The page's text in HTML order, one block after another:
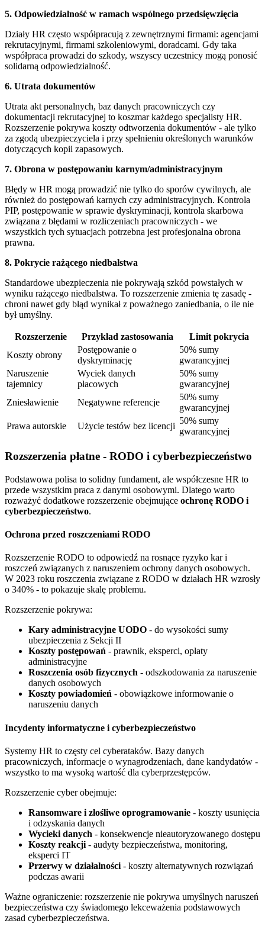
5. Odpowiedzialność w ramach wspólnego przedsięwzięcia
Działy HR często współpracują z zewnętrznymi firmami: agencjami
rekrutacyjnymi, firmami szkoleniowymi, doradcami. Gdy taka
współpraca prowadzi do szkody, wszyscy uczestnicy mogą ponosić
solidarną odpowiedzialność.
6. Utrata dokumentów
Utrata akt personalnych, baz danych pracowniczych czy
dokumentacji rekrutacyjnej to koszmar każdego specjalisty HR.
Rozszerzenie pokrywa koszty odtworzenia dokumentów - ale tylko
za zgodą ubezpieczyciela i przy spełnieniu określonych warunków
dotyczących kopii zapasowych.
7. Obrona w postępowaniu karnym/administracyjnym
Błędy w HR mogą prowadzić nie tylko do sporów cywilnych, ale
również do postępowań karnych czy administracyjnych. Kontrola
PIP, postępowanie w sprawie dyskryminacji, kontrola skarbowa
związana z błędami w rozliczeniach pracowniczych - we
wszystkich tych sytuacjach potrzebna jest profesjonalna obrona
prawna.
8. Pokrycie rażącego niedbalstwa
Standardowe ubezpieczenia nie pokrywają szkód powstałych w
wyniku rażącego niedbalstwa. To rozszerzenie zmienia tę zasadę -
chroni nawet gdy błąd wynikał z poważnego zaniedbania, o ile nie
był umyślny.
Rozszerzenie Przykład zastosowania
Limit pokrycia
Koszty obrony
Postępowanie o
dyskryminację
50% sumy
gwarancyjnej
Naruszenie
tajemnicy
Wyciek danych
płacowych
50% sumy
gwarancyjnej
Zniesławienie
Negatywne referencje
50% sumy
gwarancyjnej
Prawa autorskie
Użycie testów bez licencji
50% sumy
gwarancyjnej
Rozszerzenia płatne - RODO i cyberbezpieczeństwo
Podstawowa polisa to solidny fundament, ale współczesne HR to
przede wszystkim praca z danymi osobowymi. Dlatego warto
rozważyć dodatkowe rozszerzenie obejmujące ochronę RODO i
cyberbezpieczeństwo.
Ochrona przed roszczeniami RODO
Rozszerzenie RODO to odpowiedź na rosnące ryzyko kar i
roszczeń związanych z naruszeniem ochrony danych osobowych.
W 2023 roku roszczenia związane z RODO w działach HR wzrosły
o 340% - to pokazuje skalę problemu.
Rozszerzenie pokrywa:
Kary administracyjne UODO - do wysokości sumy
ubezpieczenia z Sekcji II
Koszty postępowań - prawnik, eksperci, opłaty
administracyjne
Roszczenia osób fizycznych - odszkodowania za naruszenie
danych osobowych
Koszty powiadomień - obowiązkowe informowanie o
naruszeniu danych
Incydenty informatyczne i cyberbezpieczeństwo
Systemy HR to częsty cel cyberataków. Bazy danych
pracowniczych, informacje o wynagrodzeniach, dane kandydatów -
wszystko to ma wysoką wartość dla cyberprzestępców.
Rozszerzenie cyber obejmuje:
Ransomware i złośliwe oprogramowanie - koszty usunięcia
i odzyskania danych
Wycieki danych - konsekwencje nieautoryzowanego dostępu
Koszty reakcji - audyty bezpieczeństwa, monitoring,
eksperci IT
Przerwy w działalności - koszty alternatywnych rozwiązań
podczas awarii
Ważne ograniczenie: rozszerzenie nie pokrywa umyślnych naruszeń
bezpieczeństwa czy świadomego lekceważenia podstawowych
zasad cyberbezpieczeństwa.